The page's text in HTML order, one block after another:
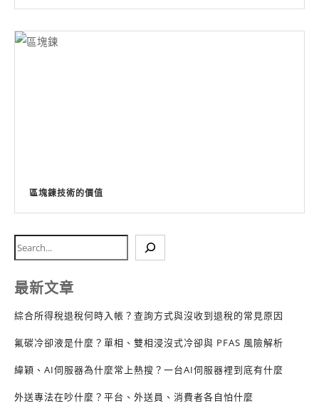
區塊鍊技術的價值
最新文章
綜合所得稅退稅何時入帳？查詢方式與沒收到退稅的常見原因
氟碳冷卻液是什麼？單相、雙相浸沒式冷卻與 PFAS 風險解析
緯穎、AI伺服器為什麼常上熱搜？一台AI伺服器裡到底有什麼
外送專法在吵什麼？平台、外送員、消費者各自怕什麼